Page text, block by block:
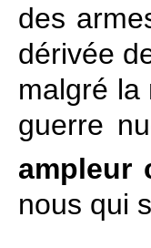
des
dérivée
malgré la
guerre
ampleur
nous qui